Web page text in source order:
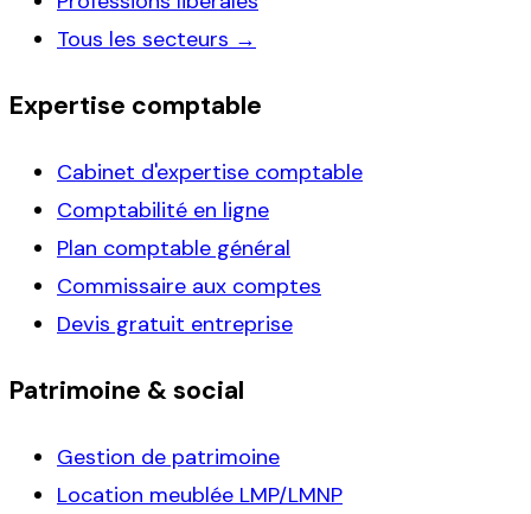
Tous les secteurs →
Expertise comptable
Cabinet d'expertise comptable
Comptabilité en ligne
Plan comptable général
Commissaire aux comptes
Devis gratuit entreprise
Patrimoine & social
Gestion de patrimoine
Location meublée LMP/LMNP